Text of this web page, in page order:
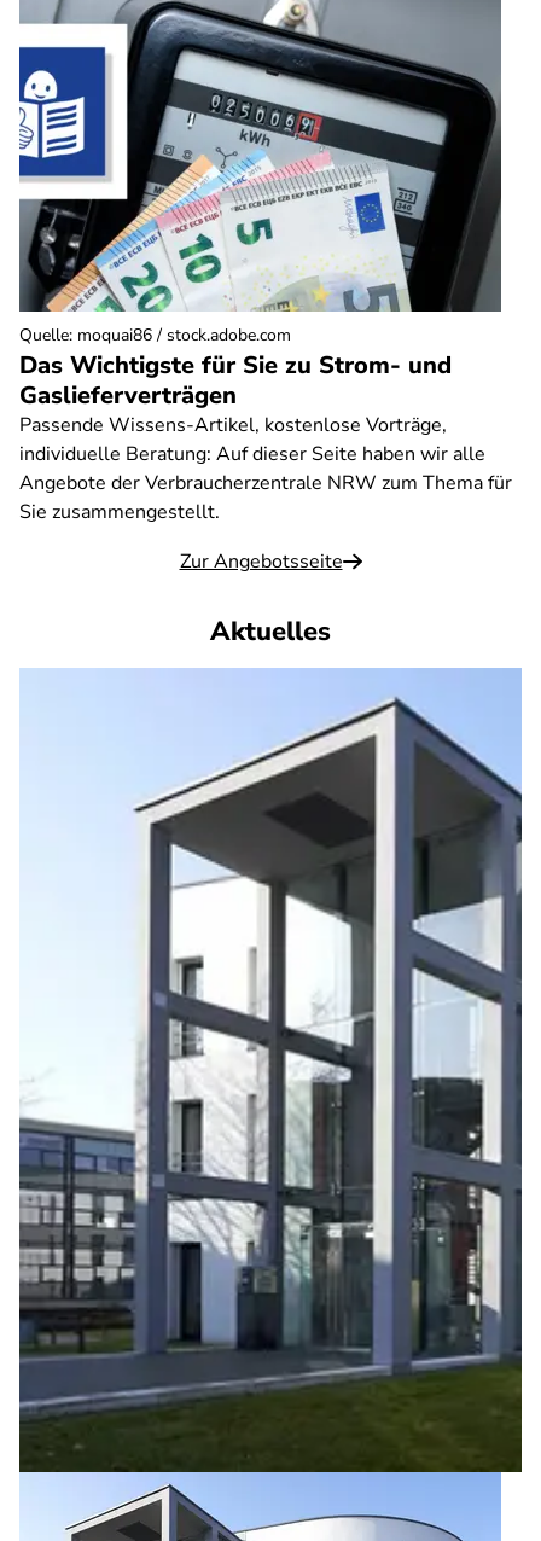
Das Wichtigste für Sie zu Strom- und
Gaslieferverträgen
Passende Wissens-Artikel, kostenlose Vorträge,
individuelle Beratung: Auf dieser Seite haben wir alle
Angebote der Verbraucherzentrale NRW zum Thema für
Sie zusammengestellt.
Zur Angebotsseite
Quelle: moquai86 / stock.adobe.com
Aktuelles